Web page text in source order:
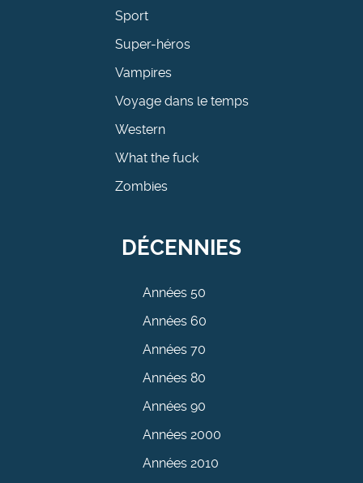
Sport
Super-héros
Vampires
Voyage dans le temps
Western
What the fuck
Zombies
DÉCENNIES
Années 50
Années 60
Années 70
Années 80
Années 90
Années 2000
Années 2010